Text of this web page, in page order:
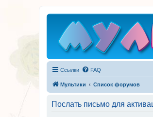
Ссылки FAQ
Мультики Список форумов
Послать письмо для